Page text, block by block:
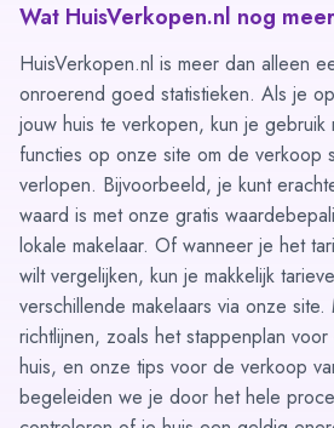
Wat HuisVerkopen.nl nog
HuisVerkopen.nl is meer dan alleen
onroerend goed statistieken. Als je
jouw huis te verkopen, kun je gebruik
functies op onze site om de verkoop
verlopen. Bijvoorbeeld, je kunt
waard is met onze gratis
lokale makelaar. Of wanneer je het
wilt vergelijken, kun je makkelijk
verschillende makelaars via onze
richtlijnen, zoals hetstappenplan voor
huis, en onze tips voor de verkoop
begeleiden we je door het hele